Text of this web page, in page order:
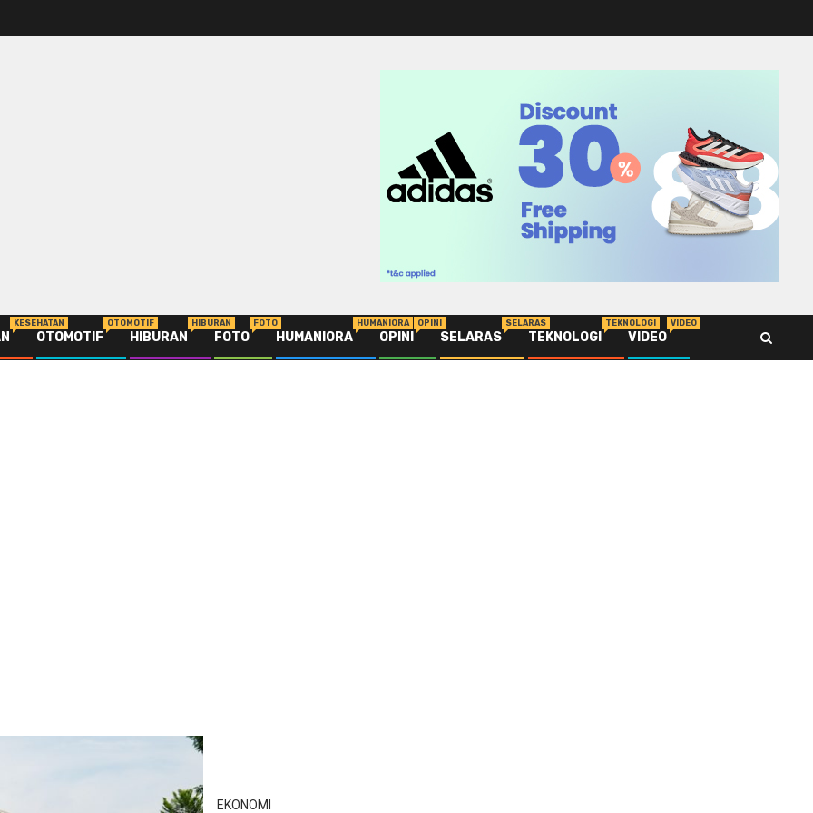
KESEHATAN
OTOMOTIF
OTOMOTIF
HIBURAN
HIBURAN
FOTO
FOTO
HUMANIORA
HUMANIORA
OPINI
OPINI
SELARAS
SELARAS
TEKNOLOGI
TEKNOLOGI
VIDEO
VIDEO
EKONOMI